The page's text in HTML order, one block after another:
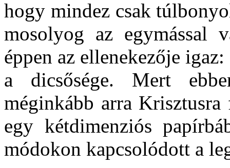
hogy mindez csak
mosolyog az egymással
éppen az ellenekezője
a dicsősége. Mert
méginkább arra
egy kétdimenziós
módokon kapcsolódott a